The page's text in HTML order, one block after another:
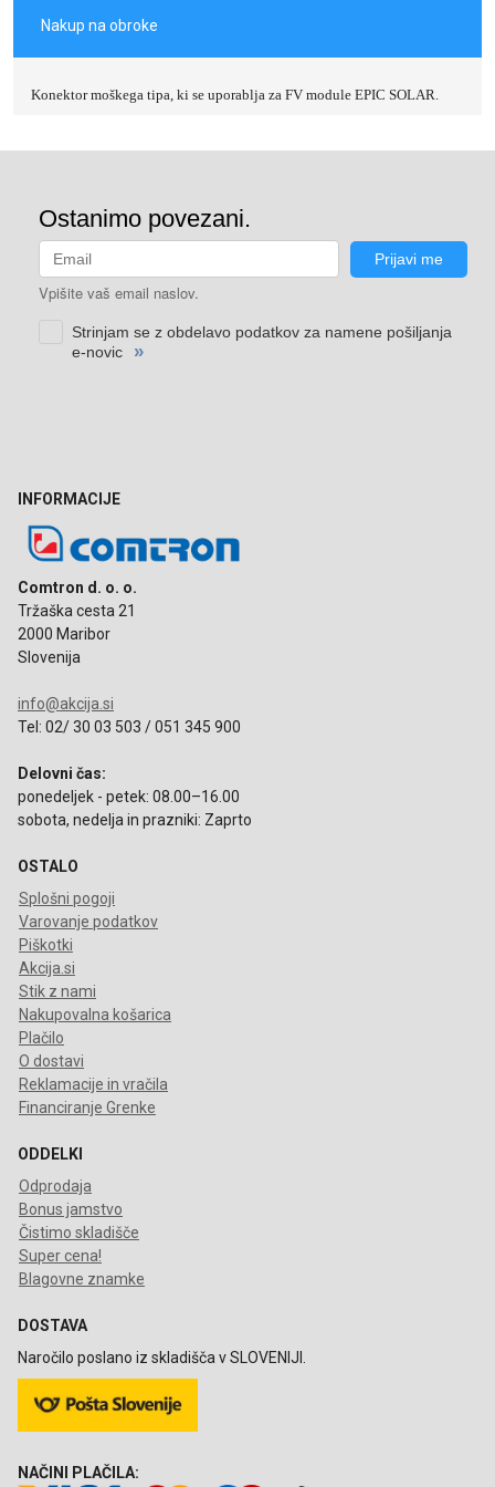
Nakup na obroke
Konektor moškega tipa, ki se uporablja za FV module EPIC SOLAR.
INFORMACIJE
Comtron d. o. o.
Tržaška cesta 21
2000 Maribor
Slovenija
info@akcija.si
Tel: 02/ 30 03 503 / 051 345 900
Delovni čas:
ponedeljek - petek: 08.00–16.00
sobota, nedelja in prazniki: Zaprto
OSTALO
Splošni pogoji
Varovanje podatkov
Piškotki
Akcija.si
Stik z nami
Nakupovalna košarica
Plačilo
O dostavi
Reklamacije in vračila
Financiranje Grenke
ODDELKI
Odprodaja
Bonus jamstvo
Čistimo skladišče
Super cena!
Blagovne znamke
DOSTAVA
Naročilo poslano iz skladišča v SLOVENIJI.
NAČINI PLAČILA: